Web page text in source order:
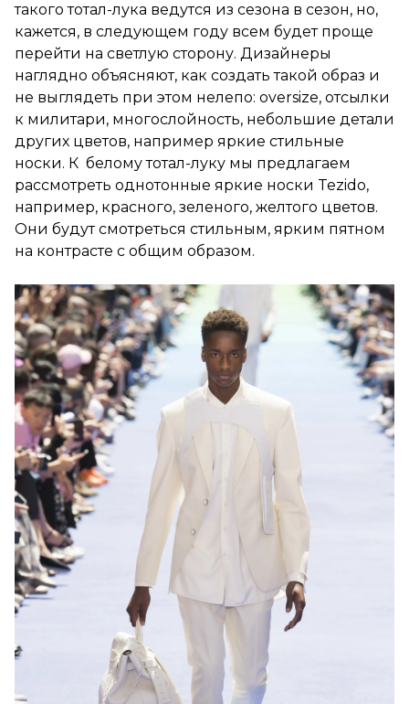
такого тотал-лука ведутся из сезона в сезон, но,
кажется, в следующем году всем будет проще
перейти на светлую сторону. Дизайнеры
наглядно объясняют, как создать такой образ и
не выглядеть при этом нелепо: oversize, отсылки
к милитари, многослойность, небольшие детали
других цветов, например яркие стильные
носки. К белому тотал-луку мы предлагаем
рассмотреть однотонные яркие носки Tezido,
например, красного, зеленого, желтого цветов.
Они будут смотреться стильным, ярким пятном
на контрасте с общим образом.